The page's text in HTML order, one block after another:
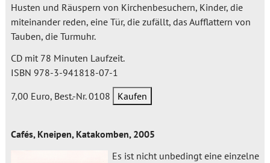
Husten und Räuspern von Kirchenbesuchern, Kinder, die
miteinander reden, eine Tür, die zufällt, das Aufflattern von
Tauben, die Turmuhr.
CD mit 78 Minuten Laufzeit.
ISBN 978-3-941818-07-1
7,00 Euro, Best.-Nr. 0108
Cafés, Kneipen, Katakomben, 2005
Es ist nicht unbedingt eine einzelne